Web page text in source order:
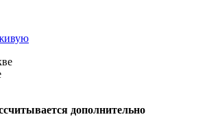
дополнительно